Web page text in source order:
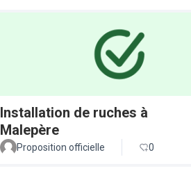
Installation de ruches à
Malepère
Proposition officielle 0